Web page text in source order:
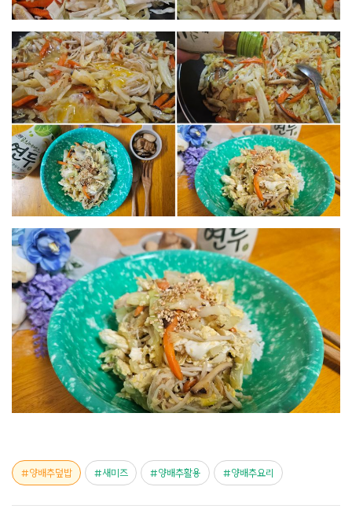
양배추덮밥 새미즈 양배추활용 양배추요리